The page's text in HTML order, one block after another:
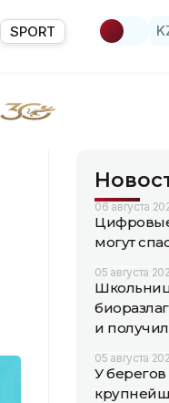
SPORT
06 августа
могут
05 августа
и
05 августа
У